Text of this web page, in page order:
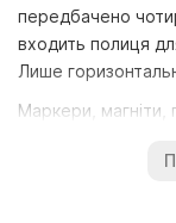
передбачено
входить полиця
Лише
Маркери, магніти,